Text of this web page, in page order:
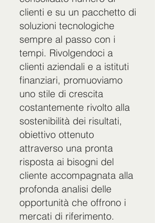
clienti e su un pacchetto di
soluzioni tecnologiche
sempre al passo con i
tempi. Rivolgendoci a
clienti aziendali e a istituti
finanziari, promuoviamo
uno stile di crescita
costantemente rivolto alla
sostenibilità dei risultati,
obiettivo ottenuto
attraverso una pronta
risposta ai bisogni del
cliente accompagnata alla
profonda analisi delle
opportunità che offrono i
mercati di riferimento.